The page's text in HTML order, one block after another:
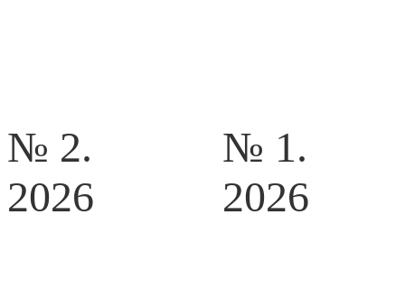
№ 2.
2026
№ 1.
2026